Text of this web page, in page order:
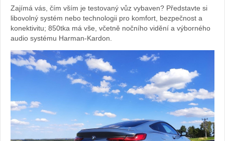
Zajímá vás, čím vším je testovaný vůz vybaven? Představte si
libovolný systém nebo technologii pro komfort, bezpečnost a
konektivitu; 850tka má vše, včetně nočního vidění a výborného
audio systému Harman-Kardon.